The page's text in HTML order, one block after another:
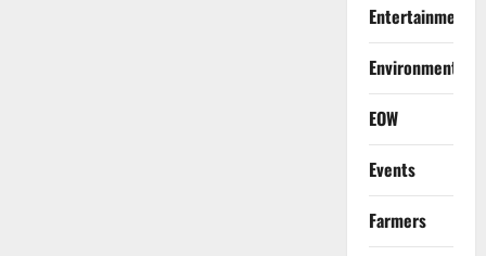
Entertainment
Environment
EOW
Events
Farmers